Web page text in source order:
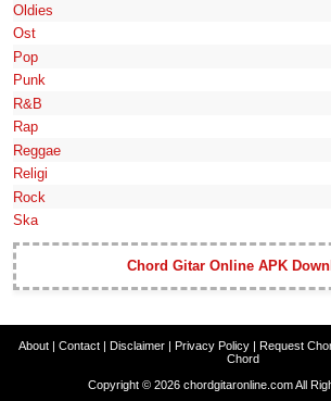
Oldies
Ost
Pop
Punk
R&B
Rap
Reggae
Religi
Rock
Ska
Chord Gitar Online APK
About Contact Disclaimer Privacy Policy Request
Chord
Copyright © 2026 chordgitaronline.comAll